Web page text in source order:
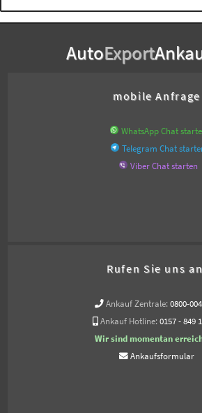
AutoExport
mobile Anfrage
WhatsApp Chat
Telegram Chat
Viber Chat starten
Rufen Sie uns
Ankauf Zentrale: 0800-
Ankauf Hotline: 0157 - 849
Wir sind momentan
Ankaufsformular